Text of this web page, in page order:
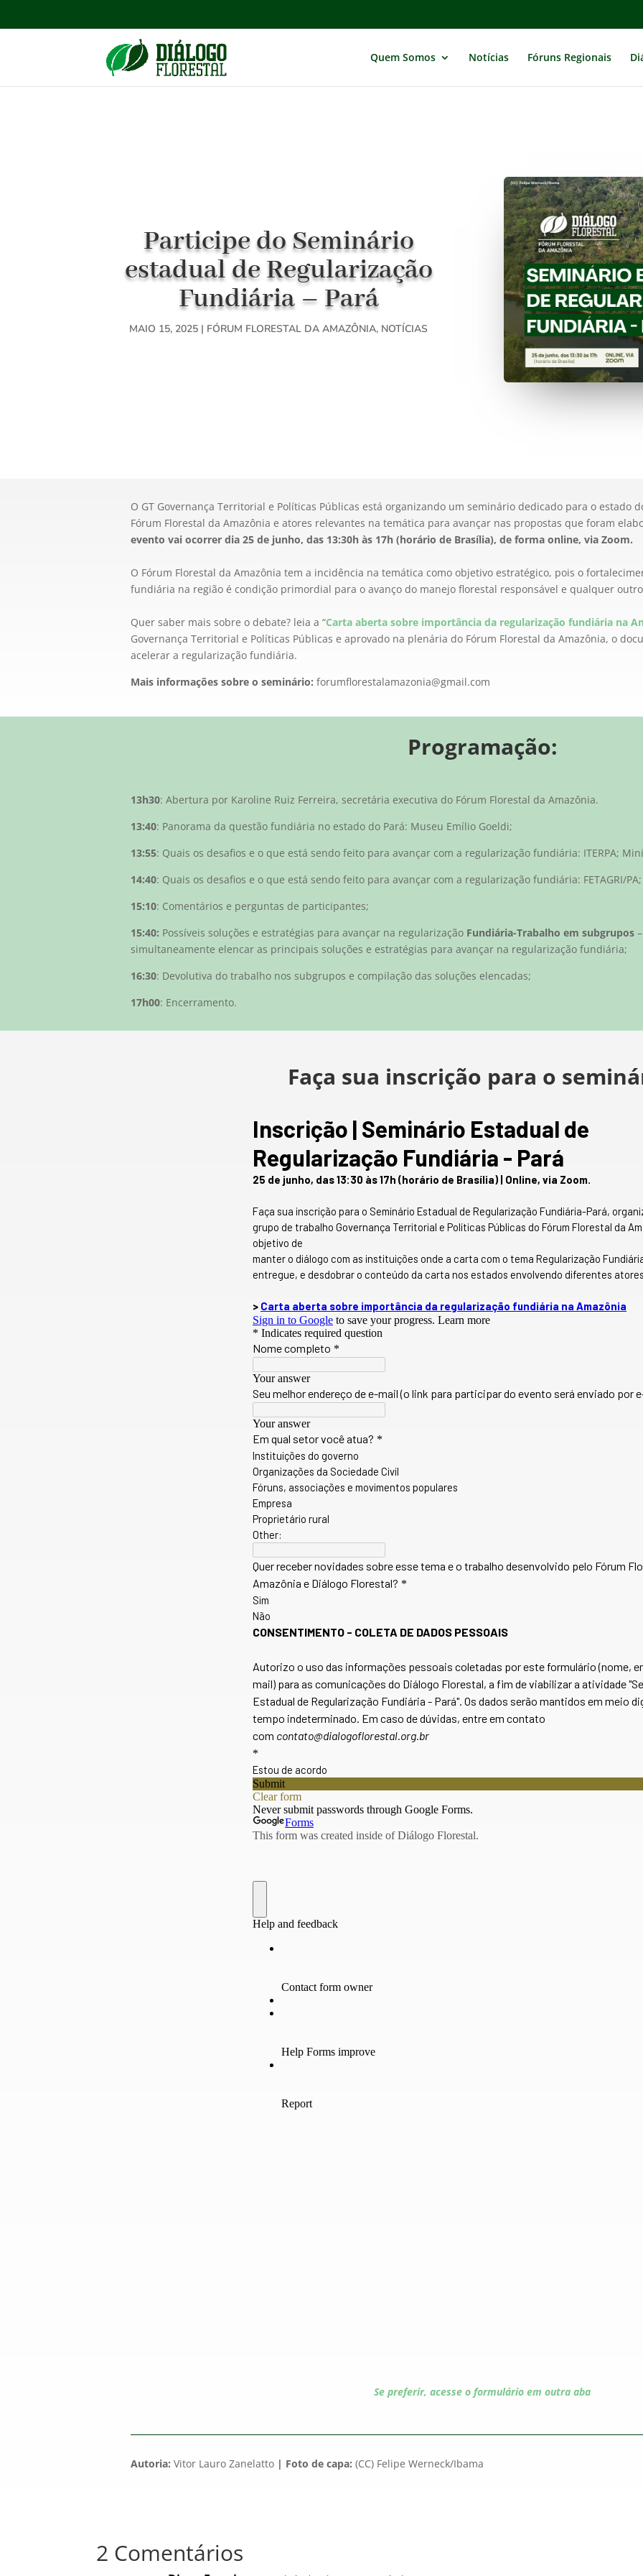
Quem Somos Notícias Fóruns Regionais
Participe do Seminário
estadual de Regularização
Fundiária – Pará
MAIO 15, 2025 | FÓRUM FLORESTAL DA AMAZÔNIA, NOTÍCIAS
O GT Governança Territorial e Políticas Públicas está organizando um seminário dedicado para o estado
Fórum Florestal da Amazônia e atores relevantes na temática para avançar nas propostas que foram
evento vai ocorrer dia 25 de junho, das 13:30h às 17h (horário de Brasília), de forma online, via Zoom.
O Fórum Florestal da Amazônia tem a incidência na temática como objetivo estratégico, pois o
fundiária na região é condição primordial para o avanço do manejo florestal responsável e qualquer
Quer saber mais sobre o debate? leia a “Carta aberta sobre importância da regularização fundiária na
Governança Territorial e Políticas Públicas e aprovado na plenária do Fórum Florestal da Amazônia, o
acelerar a regularização fundiária.
Mais informações sobre o seminário: forumflorestalamazonia@gmail.com
Programação:
13h30: Abertura por Karoline Ruiz Ferreira, secretária executiva do Fórum Florestal da Amazônia.
13:40: Panorama da questão fundiária no estado do Pará: Museu Emílio Goeldi;
13:55: Quais os desafios e o que está sendo feito para avançar com a regularização fundiária: ITERPA;
14:40: Quais os desafios e o que está sendo feito para avançar com a regularização fundiária: FETAGRI/PA;
15:10: Comentários e perguntas de participantes;
15:40: Possíveis soluções e estratégias para avançar na regularização Fundiária-Trabalho em subgrupos
simultaneamente elencar as principais soluções e estratégias para avançar na regularização fundiária;
16:30: Devolutiva do trabalho nos subgrupos e compilação das soluções elencadas;
17h00: Encerramento.
Faça sua inscrição para o
Se preferir, acesse o formulário em outra aba
Autoria: Vitor Lauro Zanelatto | Foto de capa: (CC) Felipe Werneck/Ibama
2 Comentários